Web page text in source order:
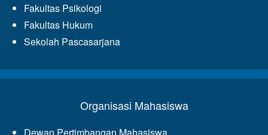
Fakultas Psikologi
Fakultas Hukum
Sekolah Pascasarjana
Organisasi Mahasiswa
Dewan Pertimbangan Mahasiswa